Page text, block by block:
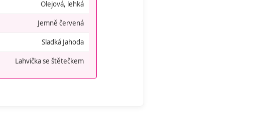
Olejová, lehká
Jemně červená
Sladká Jahoda
Lahvička se štětečkem